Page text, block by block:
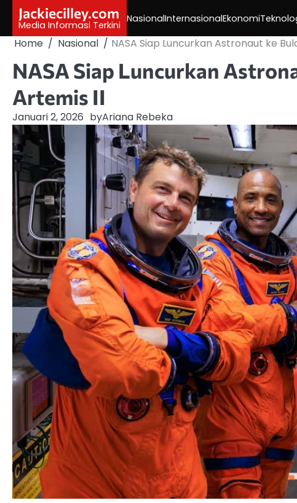
content
Jackiecilley.com
Media Informasi Terkini
NasionalInternasionalEkonomi
Home Nasional NASA Siap Luncurkan Astronaut ke
NASA Siap Luncurkan
Artemis II
Januari 2, 2026 byAriana Rebeka